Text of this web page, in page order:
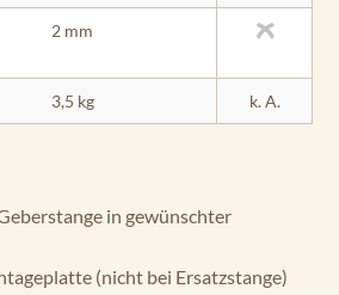
2 mm
3,5 kg k. A.
in gewünschter
(nicht bei Ersatzstange)